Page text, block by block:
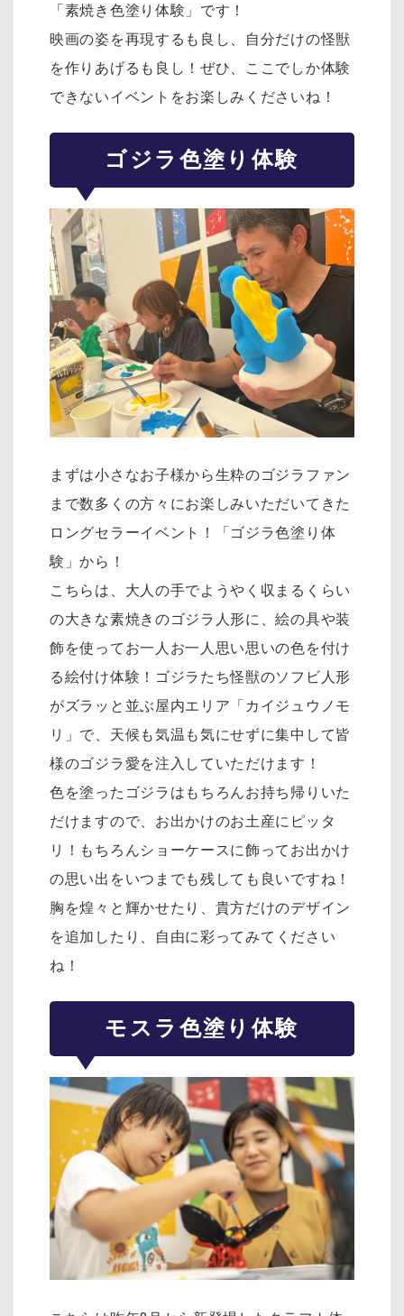
「素焼き色塗り体験」です！
映画の姿を再現するも良し、自分だけの怪獣
を作りあげるも良し！ぜひ、ここでしか体験
できないイベントをお楽しみくださいね！
ゴジラ色塗り体験
まずは小さなお子様から生粋のゴジラファン
まで数多くの方々にお楽しみいただいてきた
ロングセラーイベント！「ゴジラ色塗り体
験」から！
こちらは、大人の手でようやく収まるくらい
の大きな素焼きのゴジラ人形に、絵の具や装
飾を使ってお一人お一人思い思いの色を付け
る絵付け体験！ゴジラたち怪獣のソフビ人形
がズラッと並ぶ屋内エリア「カイジュウノモ
リ」で、天候も気温も気にせずに集中して皆
様のゴジラ愛を注入していただけます！
色を塗ったゴジラはもちろんお持ち帰りいた
だけますので、お出かけのお土産にピッタ
リ！もちろんショーケースに飾ってお出かけ
の思い出をいつまでも残しても良いですね！
胸を煌々と輝かせたり、貴方だけのデザイン
を追加したり、自由に彩ってみてください
ね！
モスラ色塗り体験